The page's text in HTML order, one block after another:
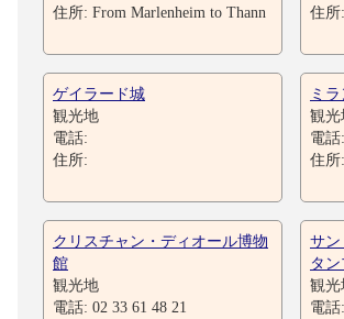
住所: From Marlenheim to Thann
住所:
ゲイラード城
観光地
電話:
住所:
ミ
観光
電話
住所
クリスチャン・ディオール博物
館
観光地
電話: 02 33 61 48 21
サン
タ
観光
電話: